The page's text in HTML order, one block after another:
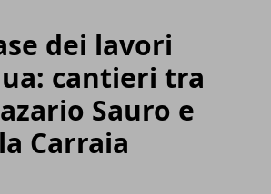
dei lavori
cantieri tra
Sauro e
Carraia